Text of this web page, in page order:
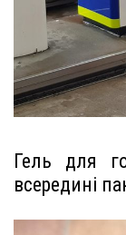
Гель для
всередині